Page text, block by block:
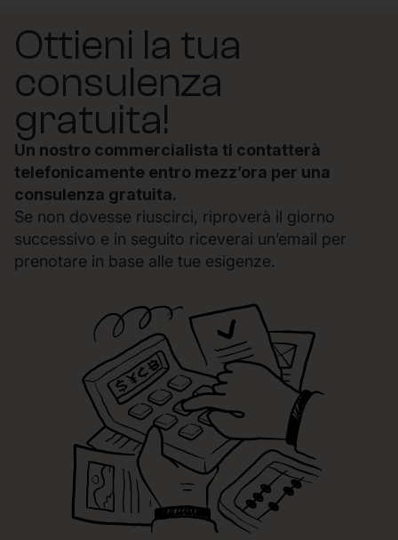
Ottieni la tua
consulenza
gratuita!
Un nostro commercialista ti contatterà
telefonicamente entro mezz’ora per una
consulenza gratuita.
Se non dovesse riuscirci, riproverà il giorno
successivo e in seguito riceverai un’email per
prenotare in base alle tue esigenze.